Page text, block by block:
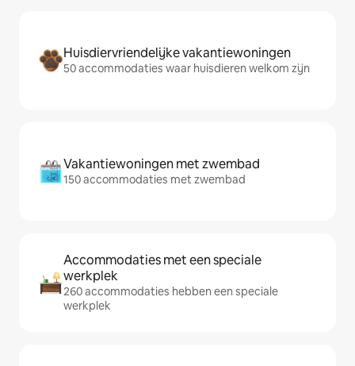
Huisdiervriendelijke vakantiewoningen
50 accommodaties waar huisdieren welkom zijn
Vakantiewoningen met zwembad
150 accommodaties met zwembad
Accommodaties met een speciale
werkplek
260 accommodaties hebben een speciale
werkplek